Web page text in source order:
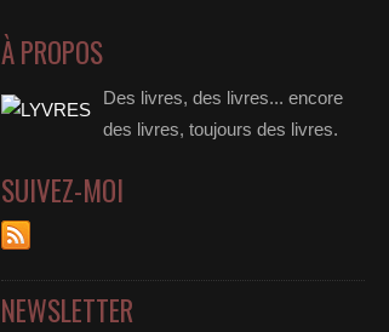
À PROPOS
Des livres, des livres... encore
des livres, toujours des livres.
SUIVEZ-MOI
NEWSLETTER